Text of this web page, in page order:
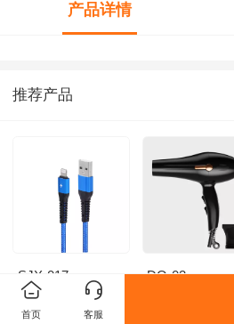
产品详情
推荐产品
SJX-017 DQ-02
首页 客服